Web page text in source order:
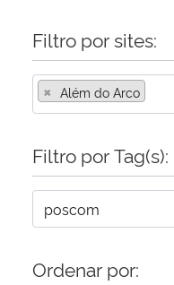
Ministério da Mulher, da Família
Secretaria-Geral
Gabinete de Segurança
Advocacia-Geral da União
Banco Central do Brasil
Filtro por sites:
× Além do Arco
Filtro por Tag(s):
Ordenar por: